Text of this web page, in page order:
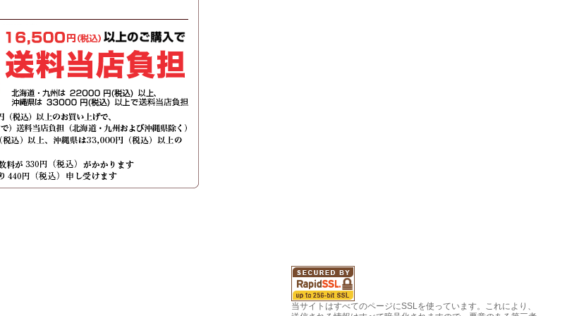
当サイトはすべてのページにSSLを使っています。これにより、